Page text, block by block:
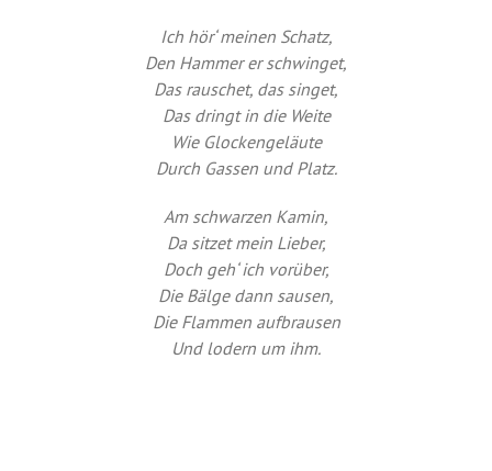
Ich hör‘ meinen Schatz,
Den Hammer er schwinget,
Das rauschet, das singet,
Das dringt in die Weite
Wie Glockengeläute
Durch Gassen und Platz.
Am schwarzen Kamin,
Da sitzet mein Lieber,
Doch geh‘ ich vorüber,
Die Bälge dann sausen,
Die Flammen aufbrausen
Und lodern um ihm.